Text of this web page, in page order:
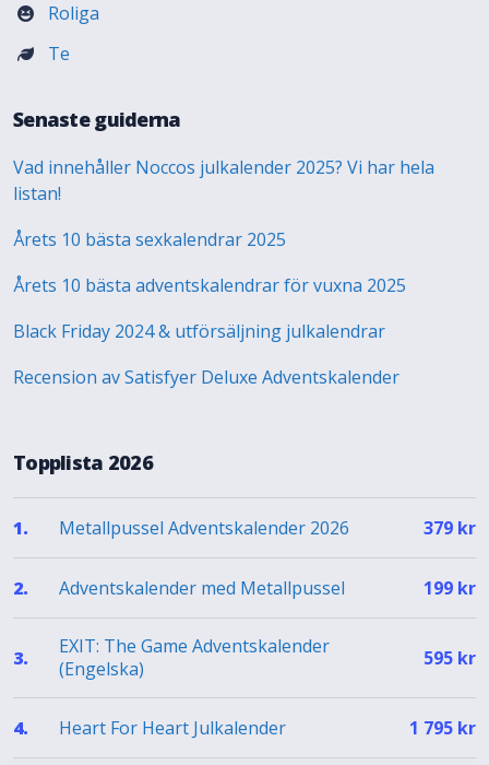
Roliga
Te
Senaste guiderna
Vad innehåller Noccos julkalender 2025? Vi har hela
listan!
Årets 10 bästa sexkalendrar 2025
Årets 10 bästa adventskalendrar för vuxna 2025
Black Friday 2024 & utförsäljning julkalendrar
Recension av Satisfyer Deluxe Adventskalender
Topplista 2026
1. Metallpussel Adventskalender 2026 379 kr
2. Adventskalender med Metallpussel 199 kr
3.
EXIT: The Game Adventskalender
(Engelska)
595 kr
4. Heart For Heart Julkalender 1 795 kr